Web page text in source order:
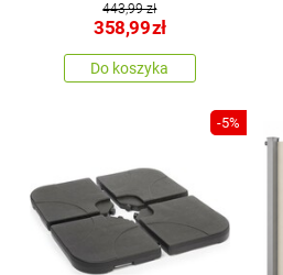
443,99 zł
358,99zł
Do koszyka
-5%